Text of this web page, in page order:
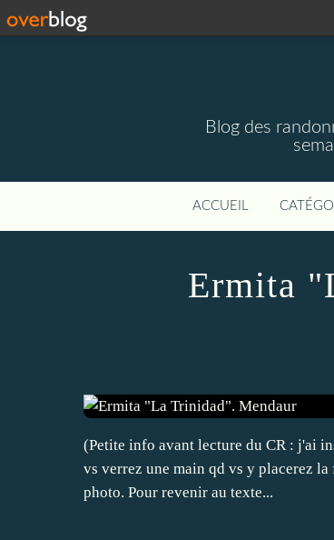
Blog des
ACCUEIL
Ermita
(Petite info avant lecture du CR : j'ai
vs verrez une main qd vs y placerez
photo. Pour revenir au texte...